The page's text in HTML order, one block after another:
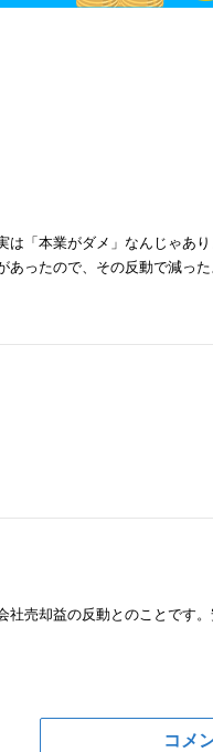
は「本業がダメ」なんじゃあ
あったので、その反動で減っ
売却益の反動とのことです
コメ